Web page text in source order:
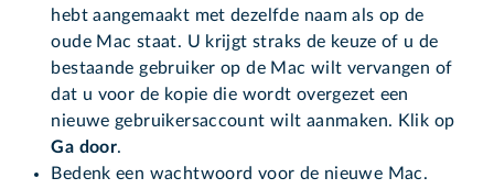
hebt aangemaakt met dezelfde naam als op de
oude Mac staat. U krijgt straks de keuze of u de
bestaande gebruiker op de Mac wilt vervangen of
dat u voor de kopie die wordt overgezet een
nieuwe gebruikersaccount wilt aanmaken. Klik op
Ga door.
Bedenk een wachtwoord voor de nieuwe Mac.